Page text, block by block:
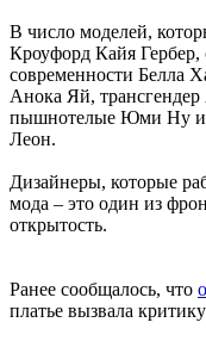
В число моделей,
Кроуфорд Кайя
современности Белла
Анока Яй,
пышнотелые Юми Ну и
Леон.
Дизайнеры, которые
мода – это один из
открытость.
Ранее сообщалось, что
платье вызвала